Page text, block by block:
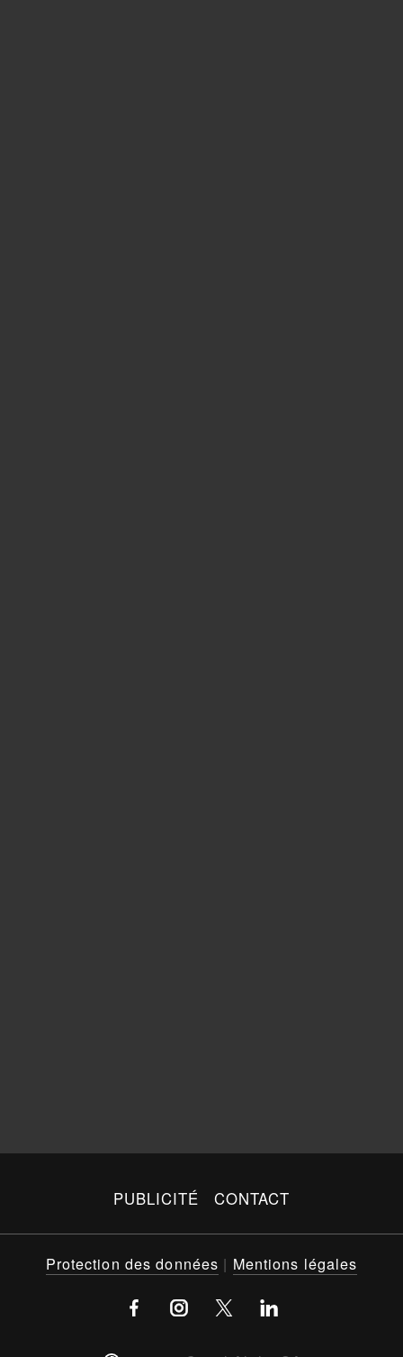
PUBLICITÉ CONTACT
Protection des données | Mentions légales